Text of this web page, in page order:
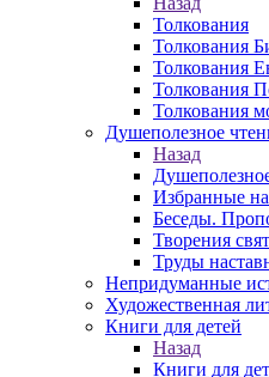
Толкования
Толкования
Толкования
Толкования
Толкования
Душеполезное
Назад
Избранные
Беседы.
Творения
Труды
Непридуманные
Художественная
Книги для детей
Назад
Книги для